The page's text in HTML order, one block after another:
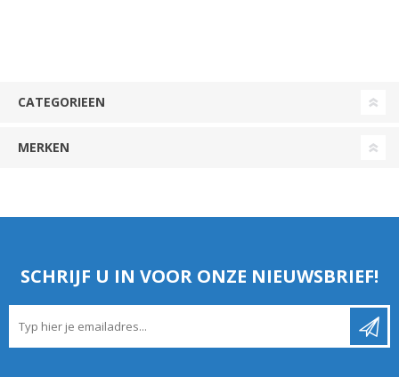
CATEGORIEEN
MERKEN
SCHRIJF U IN VOOR ONZE NIEUWSBRIEF!